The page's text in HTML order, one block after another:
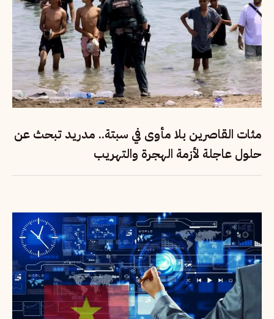
مئات القاصرين بلا مأوى في سبتة.. مدريد تبحث عن
حلول عاجلة لأزمة الهجرة والتهريب